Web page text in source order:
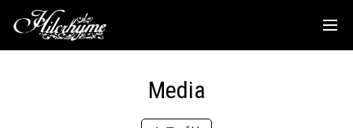
Discography
Biography
Media